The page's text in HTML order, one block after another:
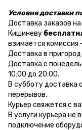
Условия доставки
Доставка заказов
Кишиневу
взимается комиссия
Доставка в пригород
Доставка с
10:00 до 20:00.
В субботу доставка
перерывов.
Курьер свяжется с
В услуги курьера не
подключение